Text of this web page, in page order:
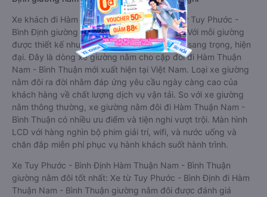
Xe khách đi Hàm Thuận Nam - Bình Thuận từ Tuy Phước -
Bình Định giường nằm đôi là loại xe đặc biệt. Với mỗi giường
được thiết kế như một phòng ngủ khách sạn sang trọng, hiện
đại. Đây là dòng xe giường nằm cho cặp đôi đi Hàm Thuận
Nam - Bình Thuận mới xuất hiện tại Việt Nam. Loại xe giường
nằm đôi ra đời nhằm đáp ứng yêu cầu ngày càng cao của
khách hàng về chất lượng dịch vụ vận tải. So với xe giường
nằm thông thường, xe giường nằm đôi đi Hàm Thuận Nam -
Bình Thuận có nhiều ưu điểm và tiện nghi vượt trội. Màn hình
LCD với hàng nghìn bộ phim giải trí, wifi, và nước uống và
chăn đắp miễn phí phục vụ hành khách suốt hành trình.
Xe Tuy Phước - Bình Định Hàm Thuận Nam - Bình Thuận
giường nằm đôi tốt nhất: Xe từ Tuy Phước - Bình Định đi Hàm
Thuận Nam - Bình Thuận giường nằm đôi được đánh giá